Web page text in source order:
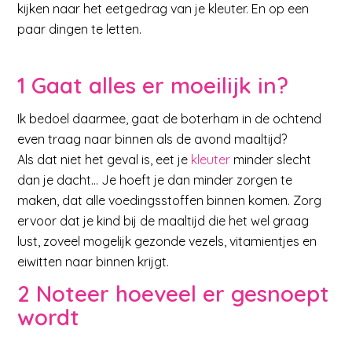
kijken naar het eetgedrag van je kleuter. En op een
paar dingen te letten.
1 Gaat alles er moeilijk in?
Ik bedoel daarmee, gaat de boterham in de ochtend
even traag naar binnen als de avond maaltijd?
Als dat niet het geval is, eet je kleuter minder slecht
dan je dacht… Je hoeft je dan minder zorgen te
maken, dat alle voedingsstoffen binnen komen. Zorg
ervoor dat je kind bij de maaltijd die het wel graag
lust, zoveel mogelijk gezonde vezels, vitamientjes en
eiwitten naar binnen krijgt.
2 Noteer hoeveel er gesnoept
wordt